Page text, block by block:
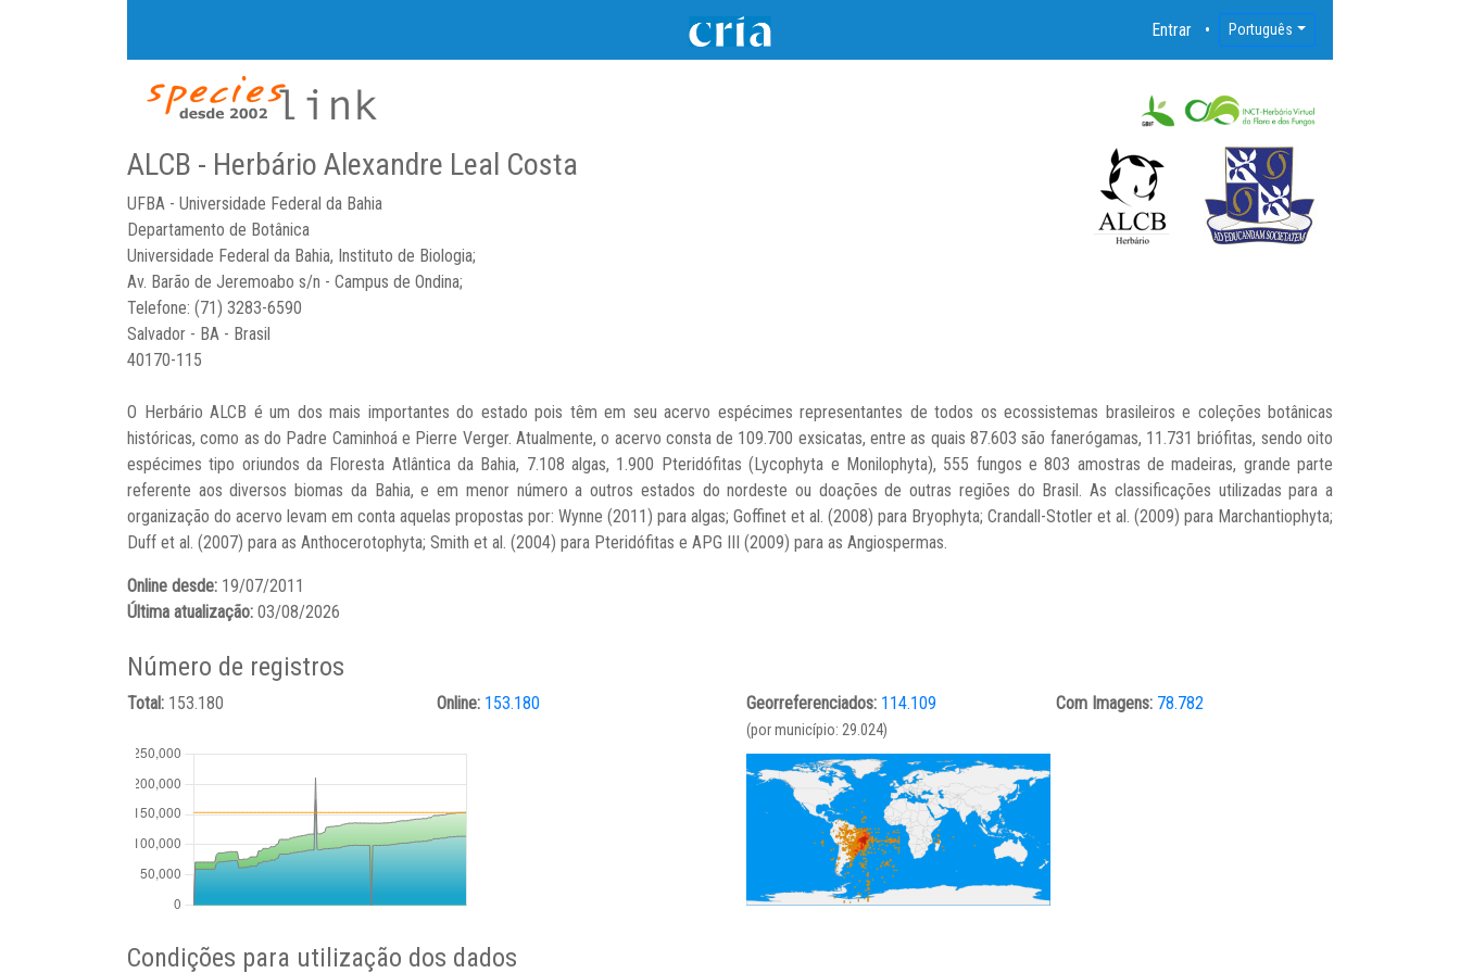
Entrar Português
ALCB - Herbário Alexandre Leal Costa
UFBA - Universidade Federal da Bahia
Departamento de Botânica
Universidade Federal da Bahia, Instituto de Biologia;
Av. Barão de Jeremoabo s/n - Campus de Ondina;
Telefone: (71) 3283-6590
Salvador - BA - Brasil
40170-115
O Herbário ALCB é um dos mais importantes do estado pois têm em seu acervo espécimes representantes de todos os ecossistemas brasileiros e coleções botânicas
históricas, como as do Padre Caminhoá e Pierre Verger. Atualmente, o acervo consta de 109.700 exsicatas, entre as quais 87.603 são fanerógamas, 11.731 briófitas, sendo oito
espécimes tipo oriundos da Floresta Atlântica da Bahia, 7.108 algas, 1.900 Pteridófitas (Lycophyta e Monilophyta), 555 fungos e 803 amostras de madeiras, grande parte
referente aos diversos biomas da Bahia, e em menor número a outros estados do nordeste ou doações de outras regiões do Brasil. As classificações utilizadas para a
organização do acervo levam em conta aquelas propostas por: Wynne (2011) para algas; Goffinet et al. (2008) para Bryophyta; Crandall-Stotler et al. (2009) para Marchantiophyta;
Duff et al. (2007) para as Anthocerotophyta; Smith et al. (2004) para Pteridófitas e APG III (2009) para as Angiospermas.
Online desde: 19/07/2011
Última atualização: 03/08/2026
Número de registros
Total: 153.180 Online: 153.180 Georreferenciados: 114.109
(por município: 29.024)
Com Imagens: 78.782
Condições para utilização dos dados